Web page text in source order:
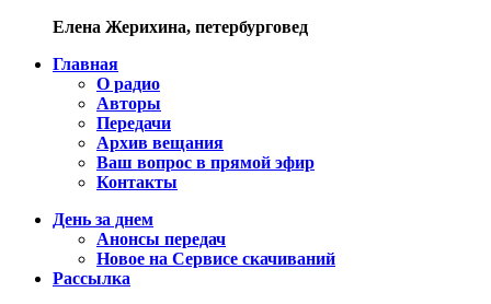
Елена Жерихина, петербурговед
Главная
О радио
Авторы
Передачи
Архив вещания
Ваш вопрос в прямой эфир
Контакты
День за днем
Анонсы передач
Новое на Сервисе скачиваний
Рассылка